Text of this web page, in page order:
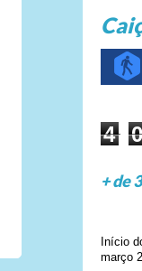
4
+ de
Início
março